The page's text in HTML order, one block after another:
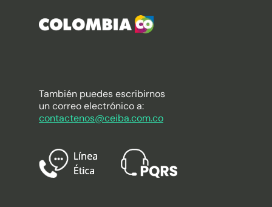
También puedes escribirnos
un correo electrónico a:
contactenos@ceiba.com.co